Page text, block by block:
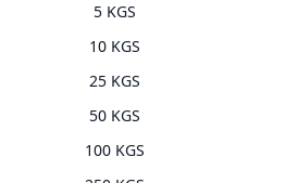
5 KGS
10 KGS
25 KGS
50 KGS
100 KGS